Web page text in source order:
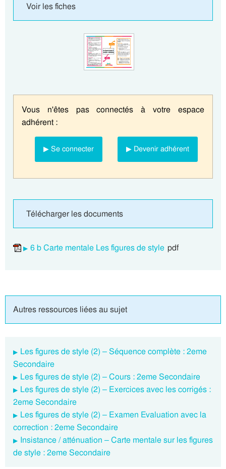
Voir les fiches
Vous n'êtes pas connectés à votre espace
adhérent :
▶ Se connecter ▶ Devenir adhérent
Télécharger les documents
6 b Carte mentale Les figures de style pdf
Autres ressources liées au sujet
Les figures de style (2) – Séquence complète : 2eme
Secondaire
Les figures de style (2) – Cours : 2eme Secondaire
Les figures de style (2) – Exercices avec les corrigés :
2eme Secondaire
Les figures de style (2) – Examen Evaluation avec la
correction : 2eme Secondaire
Insistance / atténuation – Carte mentale sur les figures
de style : 2eme Secondaire